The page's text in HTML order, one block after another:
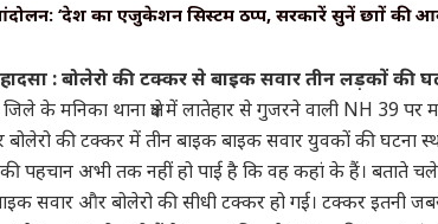
‘देश का एजुकेशन सिस्टम ठप्प, सरकारें सुनें छात्रों की
: बोलेरो की टक्कर से बाइक सवार तीन लड़कों की
जिले के मनिका थाना क्षेत्र में लातेहार से गुजरने वाली NH 39
की टक्कर में तीन बाइक बाइक सवार युवकों की घटना
पहचान अभी तक नहीं हो पाई है कि वह कहां के हैं। बताते चले कि
सवार और बोलेरो की सीधी टक्कर हो गई। टक्कर इतनी